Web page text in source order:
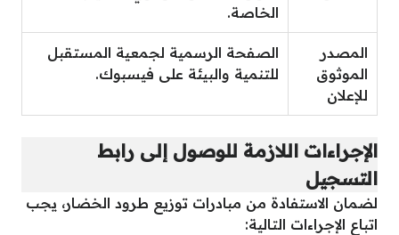
الخاصة.
المصدر
الموثوق
للإعلان
الصفحة الرسمية لجمعية المستقبل
للتنمية والبيئة على فيسبوك.
الإجراءات اللازمة للوصول إلى رابط
التسجيل
لضمان الاستفادة من مبادرات توزيع طرود الخضار، يجب
اتباع الإجراءات التالية: